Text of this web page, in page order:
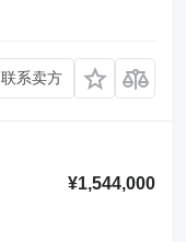
联系卖方
¥1,544,000